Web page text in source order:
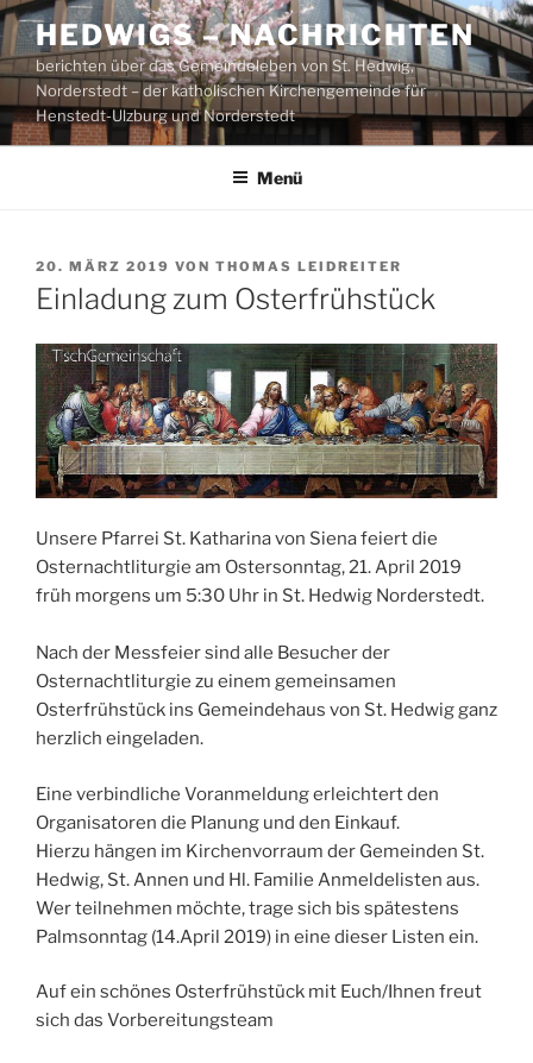
Zum
Inhalt
springen
HEDWIGS – NACHRICHTEN
berichten über das Gemeindeleben von St. Hedwig,
Norderstedt – der katholischen Kirchengemeinde für
Henstedt-Ulzburg und Norderstedt
Menü
VERÖFFENTLICHT
AM
20. MÄRZ 2019 VON THOMAS LEIDREITER
Einladung zum Osterfrühstück
Unsere Pfarrei St. Katharina von Siena feiert die
Osternachtliturgie am Ostersonntag, 21. April 2019
früh morgens um 5:30 Uhr in St. Hedwig Norderstedt.
Nach der Messfeier sind alle Besucher der
Osternachtliturgie zu einem gemeinsamen
Osterfrühstück ins Gemeindehaus von St. Hedwig ganz
herzlich eingeladen.
Eine verbindliche Voranmeldung erleichtert den
Organisatoren die Planung und den Einkauf.
Hierzu hängen im Kirchenvorraum der Gemeinden St.
Hedwig, St. Annen und Hl. Familie Anmeldelisten aus.
Wer teilnehmen möchte, trage sich bis spätestens
Palmsonntag (14.April 2019) in eine dieser Listen ein.
Auf ein schönes Osterfrühstück mit Euch/Ihnen freut
sich das Vorbereitungsteam